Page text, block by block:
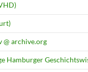
@ archive.org
Hamburger